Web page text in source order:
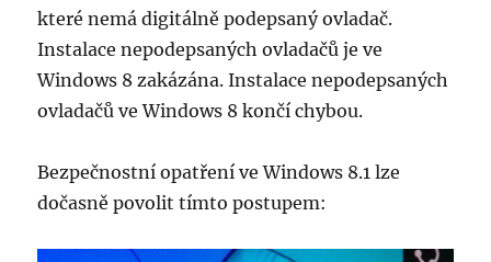
které nemá digitálně podepsaný ovladač.
Instalace nepodepsaných ovladačů je ve
Windows 8 zakázána. Instalace nepodepsaných
ovladačů ve Windows 8 končí chybou.
Bezpečnostní opatření ve Windows 8.1 lze
dočasně povolit tímto postupem: